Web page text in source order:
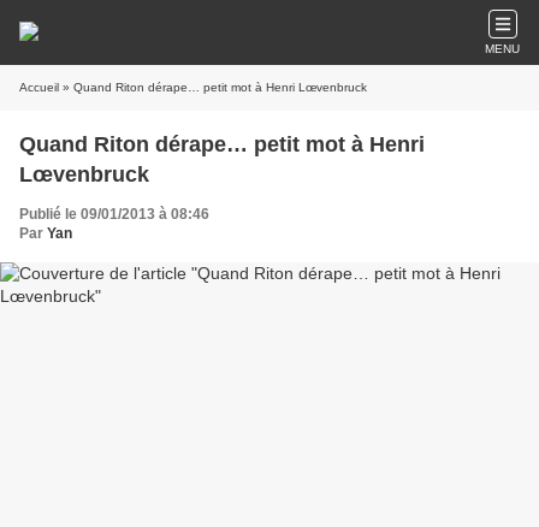
MENU
Accueil » Quand Riton dérape… petit mot à Henri Lœvenbruck
Quand Riton dérape… petit mot à Henri
Lœvenbruck
Publié le 09/01/2013 à 08:46
Par Yan